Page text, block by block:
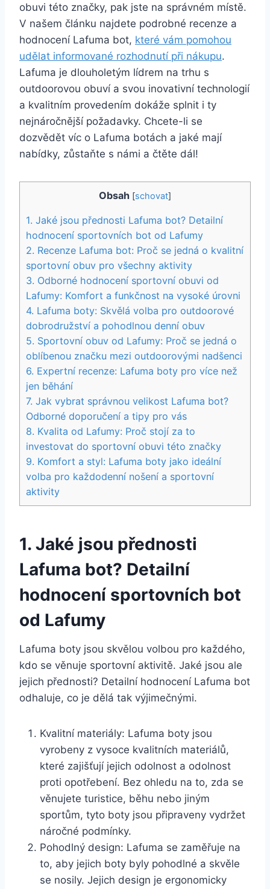
obuvi této značky, ⁣pak jste na⁢ správném místě.
V našem článku⁢ najdete⁤ podrobné recenze a‍
hodnocení Lafuma bot, které vám​ pomohou
udělat informované rozhodnutí při nákupu.
⁤Lafuma je dlouholetým lídrem na trhu‍ s
outdoorovou obuví a svou inovativní ​technologií
a kvalitním provedením dokáže‍ splnit i ty
nejnáročnější požadavky. Chcete-li​ se
dozvědět víc o ‍Lafuma botách ​a jaké mají
nabídky, zůstaňte s námi a čtěte dál!
Obsah [schovat]
1. Jaké jsou přednosti Lafuma bot?⁤ Detailní
hodnocení ​sportovních bot od ⁣Lafumy
2. Recenze Lafuma bot: Proč se jedná o kvalitní
sportovní obuv pro všechny aktivity
3. Odborné hodnocení sportovní obuvi od
Lafumy: Komfort a funkčnost na vysoké úrovni
4. Lafuma boty: Skvělá ⁣volba pro outdoorové
dobrodružství a pohodlnou denní obuv
5. Sportovní obuv od ‍Lafumy: Proč se jedná⁢ o
oblíbenou značku⁤ mezi outdoorovými nadšenci
6. Expertní recenze: Lafuma boty pro více než
jen​ běhání
7. Jak vybrat správnou velikost Lafuma bot?
Odborné doporučení a tipy pro vás
8. Kvalita od‍ Lafumy: Proč⁤ stojí za ‍to
investovat ⁢do sportovní obuvi této značky
9. Komfort a styl: Lafuma ​boty jako ideální
volba pro každodenní ‌nošení a sportovní
aktivity
1. Jaké jsou přednosti
Lafuma bot?⁤ Detailní
hodnocení ​sportovních bot
od ⁣Lafumy
Lafuma ⁣boty jsou skvělou volbou‌ pro každého,
kdo se‌ věnuje sportovní aktivitě. Jaké ⁢jsou ale
jejich přednosti? ⁢Detailní hodnocení ‌Lafuma bot
odhaluje, co je dělá tak⁤ výjimečnými.
Kvalitní‍ materiály: ⁢Lafuma boty jsou
vyrobeny z vysoce kvalitních materiálů,
které zajišťují jejich ⁢odolnost a odolnost
proti‌ opotřebení. Bez ohledu na ⁣to, ​zda se
věnujete turistice, běhu nebo⁢ jiným
sportům, tyto boty jsou připraveny vydržet
náročné podmínky.
Pohodlný design:‌ Lafuma⁤ se zaměřuje na
to,⁤ aby jejich boty byly pohodlné a skvěle
se nosily. Jejich design‍ je ‍ergonomicky